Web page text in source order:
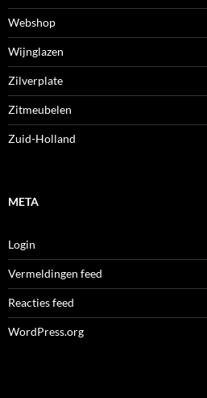
Webshop
Wijnglazen
Zilverplate
Zitmeubelen
Zuid-Holland
META
Login
Vermeldingen feed
Reacties feed
WordPress.org